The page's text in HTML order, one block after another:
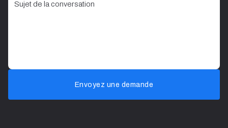
Envoyez une demande